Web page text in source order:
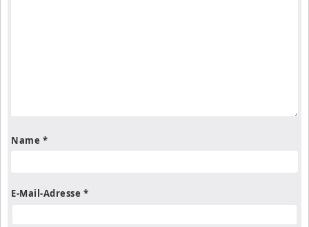
Name *
E-Mail-Adresse *